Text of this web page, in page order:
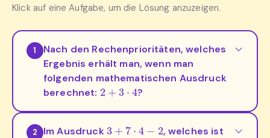
Klick auf eine Aufgabe, um die Lösung anzuzeigen.
1
Nach den Rechenprioritäten, welches
Ergebnis erhält man, wenn man
folgenden mathematischen Ausdruck
berechnet: 2+3⋅4 ?
2 Im Ausdruck 3 ⋅4 −2
, welches ist